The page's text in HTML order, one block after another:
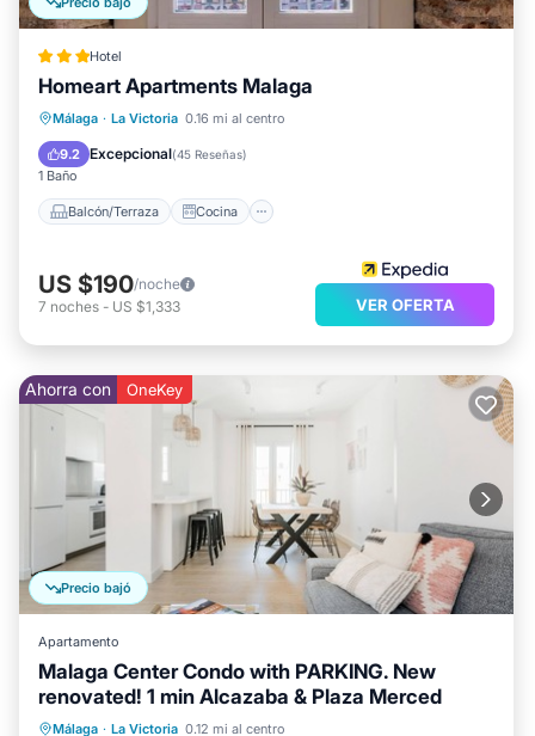
Hotel
Homeart Apartments Malaga
Málaga · La Victoria 0.16 mi al centro
9.2 Excepcional(45 Reseñas)
1 Baño
Balcón/Terraza Cocina
Balcón/Terraza
Cocina
Aire acondicionado
US $190/noche
7 noches - US $1,333 VER OFERTA
Precio bajó
Ahorra con OneKey
Apartamento
Malaga Center Condo with PARKING. New
renovated! 1 min Alcazaba & Plaza Merced
Málaga · La Victoria 0.12 mi al centro
Frente al mar
Aparcamiento